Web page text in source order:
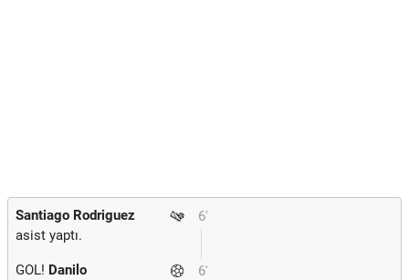
6'
Santiago Rodriguez
asist yaptı.
6'
GOL! Danilo